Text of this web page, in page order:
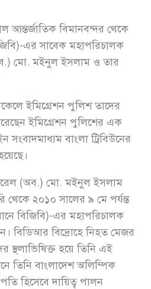
আন্তর্জাতিক বিমানবন্দর থেকে
এর সাবেক মহাপরিচালক
মো. মইনুল ইসলাম ও তার
ইমিগ্রেশন পুলিশ তাদের
ইমিগ্রেশন পুলিশের এক
বাংলা ট্রিবিউনের
(অব.) মো. মইনুল ইসলাম
থেকে ২০১০ সালের ৯ মে পর্যন্ত
বিজিবি)-এর মহাপরিচালক
বিডিআর বিদ্রোহে নিহত মেজর
স্থলাভিষিক্ত হয়ে তিনি এই
তিনি বাংলাদেশ অলিম্পিক
হিসেবে দায়িত্ব পালন